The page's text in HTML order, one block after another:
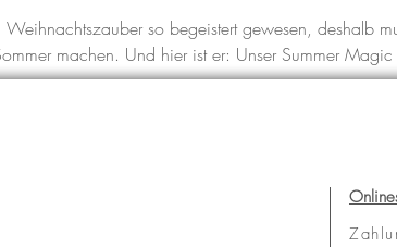
Weihnachtszauber so begeistert gewesen, deshalb
machen. Und hier ist er: Unser Summer